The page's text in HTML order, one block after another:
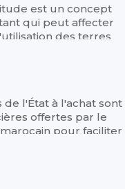
est un concept
qui peut affecter
des terres
de l'État à l'achat sont
offertes par le
pour faciliter